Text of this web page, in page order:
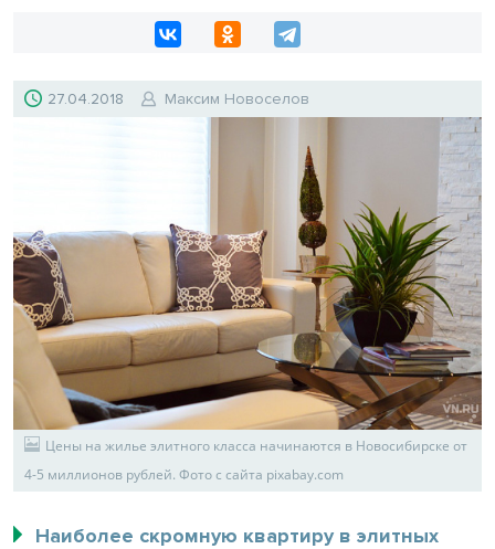
27.04.2018 Максим Новоселов
Цены на жилье элитного класса начинаются в Новосибирске от
4-5 миллионов рублей. Фото с сайта pixabay.com
Наиболее скромную квартиру в элитных